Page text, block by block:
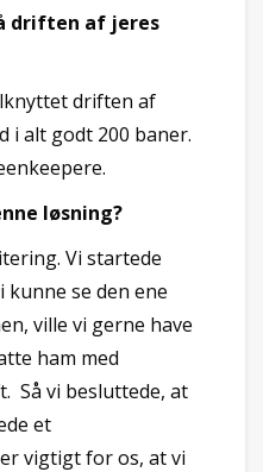
driften af jeres
driften af
i alt godt 200 baner.
løsning?
Vi startede
se den ene
ville vi gerne have
ham med
Så vi besluttede, at
et
vigtigt for os, at vi